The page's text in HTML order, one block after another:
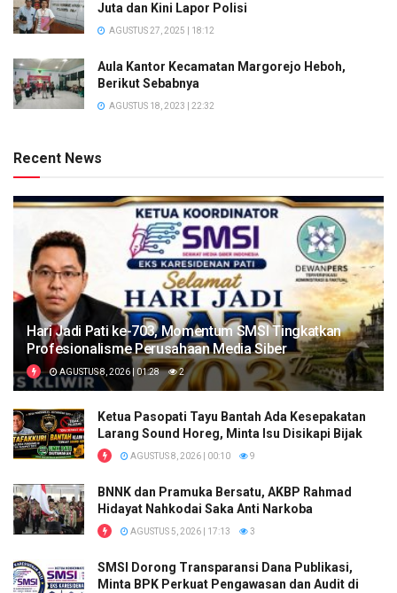
Juta dan Kini Lapor Polisi
AGUSTUS 27, 2025 | 18:12
Aula Kantor Kecamatan Margorejo Heboh,
Berikut Sebabnya
AGUSTUS 18, 2023 | 22:32
Recent News
Hari Jadi Pati ke-703, Momentum SMSI Tingkatkan
Profesionalisme Perusahaan Media Siber
AGUSTUS 8, 2026 | 01:28 2
Ketua Pasopati Tayu Bantah Ada Kesepakatan
Larang Sound Horeg, Minta Isu Disikapi Bijak
AGUSTUS 8, 2026 | 00:10 9
BNNK dan Pramuka Bersatu, AKBP Rahmad
Hidayat Nahkodai Saka Anti Narkoba
AGUSTUS 5, 2026 | 17:13 3
SMSI Dorong Transparansi Dana Publikasi,
Minta BPK Perkuat Pengawasan dan Audit di